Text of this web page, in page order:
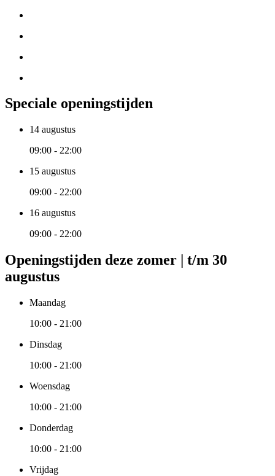
Speciale openingstijden
14 augustus
09:00 - 22:00
15 augustus
09:00 - 22:00
16 augustus
09:00 - 22:00
Openingstijden deze zomer | t/m 30
augustus
Maandag
10:00 - 21:00
Dinsdag
10:00 - 21:00
Woensdag
10:00 - 21:00
Donderdag
10:00 - 21:00
Vrijdag